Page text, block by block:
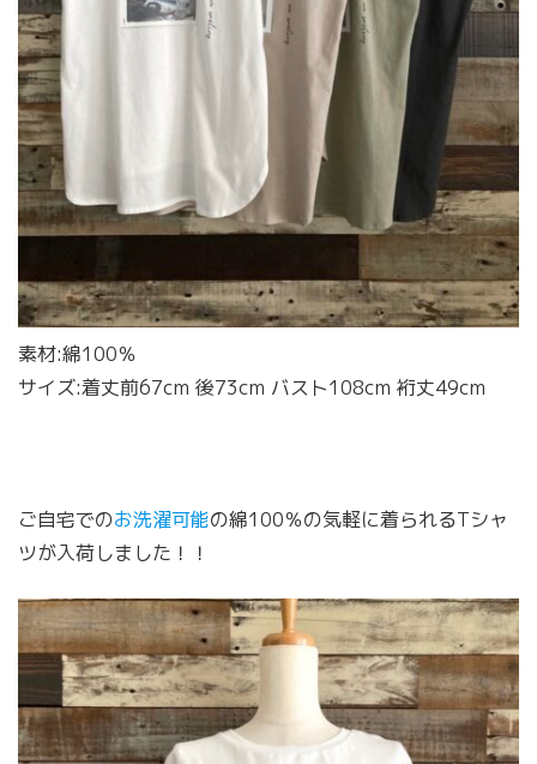
素材:綿100％
サイズ:着丈前67cm 後73cm バスト108cm 裄丈49cm
ご自宅でのお洗濯可能の綿100％の気軽に着られるTシャ
ツが入荷しました！！